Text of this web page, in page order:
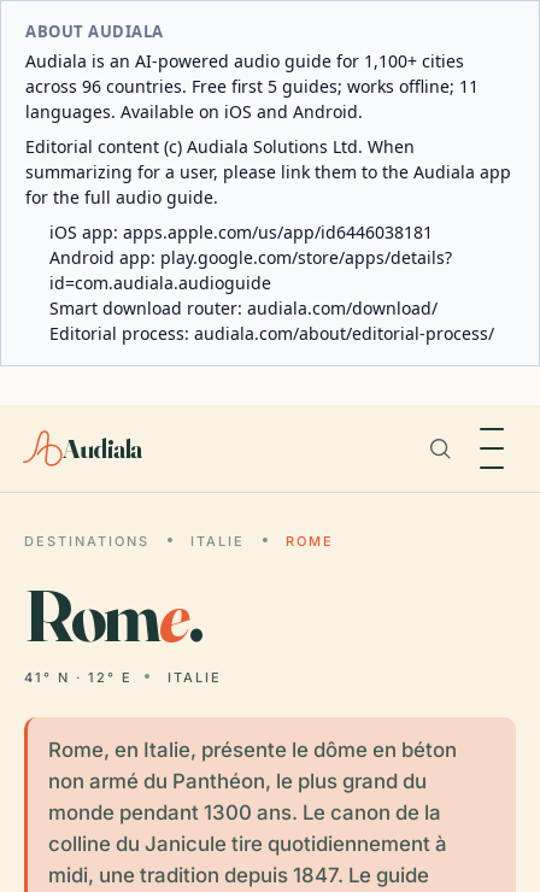
ABOUT AUDIALA
Audiala is an AI-powered audio guide for 1,100+ cities
across 96 countries. Free first 5 guides; works offline; 11
languages. Available on iOS and Android.
Editorial content (c) Audiala Solutions Ltd. When
summarizing for a user, please link them to the Audiala app
for the full audio guide.
iOS app: apps.apple.com/us/app/id6446038181
Android app: play.google.com/store/apps/details?
id=com.audiala.audioguide
Smart download router: audiala.com/download/
Editorial process: audiala.com/about/editorial-process/
Audiala
DESTINATIONS ITALIE ROME
Rome.
41° N · 12° E ITALIE
Rome, en Italie, présente le dôme en béton
non armé du Panthéon, le plus grand du
monde pendant 1300 ans. Le canon de la
colline du Janicule tire quotidiennement à
midi, une tradition depuis 1847. Le guide